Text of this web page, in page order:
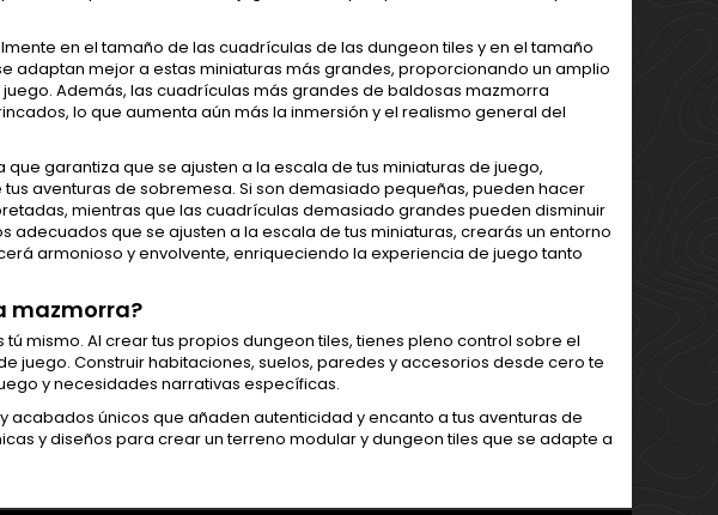
en el tamaño de las cuadrículas de las dungeon tiles y en el tamaño
adaptan mejor a estas miniaturas más grandes, proporcionando un amplio
Además, las cuadrículas más grandes de baldosas mazmorra
lo que aumenta aún más la inmersión y el realismo general del
garantiza que se ajusten a la escala de tus miniaturas de juego,
aventuras de sobremesa. Si son demasiado pequeñas, pueden hacer
mientras que las cuadrículas demasiado grandes pueden disminuir
adecuados que se ajusten a la escala de tus miniaturas, crearás un entorno
armonioso y envolvente, enriqueciendo la experiencia de juego tanto
mazmorra?
mismo. Al crear tus propios dungeon tiles, tienes pleno control sobre el
juego. Construir habitaciones, suelos, paredes y accesorios desde cero te
y necesidades narrativas específicas.
acabados únicos que añaden autenticidad y encanto a tus aventuras de
y diseños para crear un terreno modular y dungeon tiles que se adapte a